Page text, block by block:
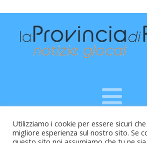
Raffaele Vitali - via Leopardi 10 -
Cod.Fisc VTLRFL77B02L500Y -
Utilizziamo i cookie per essere sicuri
migliore esperienza sul nostro sito. Se